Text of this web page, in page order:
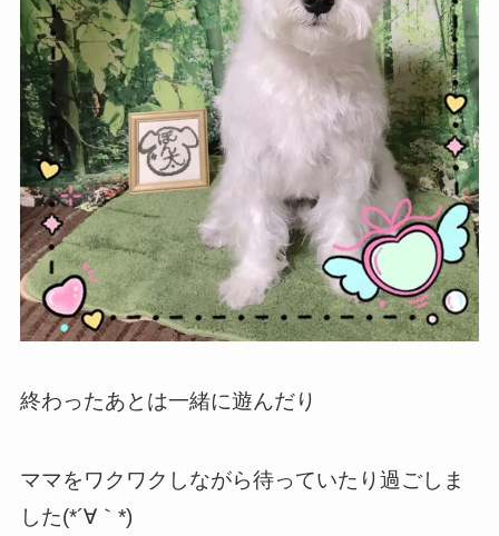
終わったあとは一緒に遊んだり
ママをワクワクしながら待っていたり過ごしま
した(*´∀｀*)